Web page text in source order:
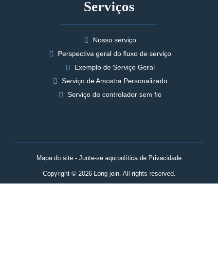
Serviços
Nosso serviço
Perspectiva geral do fluxo de serviço
Exemplo de Serviço Geral
Serviço de Amostra Personalizado
Serviço de controlador sem fio
Mapa do site - Junte-se aquipolítica de Privacidade
Copyright © 2026 Long-join. All rights reserved.